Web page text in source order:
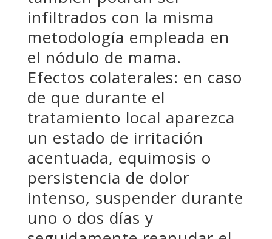
infiltrados con la misma
metodología empleada en
el nódulo de mama.
Efectos colaterales: en caso
de que durante el
tratamiento local aparezca
un estado de irritación
acentuada, equimosis o
persistencia de dolor
intenso, suspender durante
uno o dos días y